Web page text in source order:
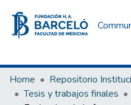
Home
Tesis y trabajos finales